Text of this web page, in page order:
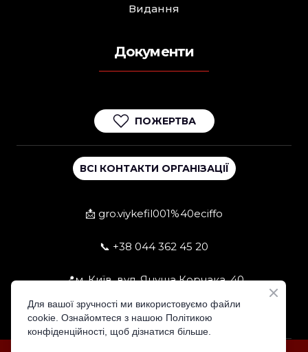
Видання
Документи
ПОЖЕРТВА
ВСІ КОНТАКТИ ОРГАНІЗАЦІЇ
📩 gro.viykefil001%40eciffo
📞 +38 044 362 45 20
📍м. Київ, вул. Януша Корчака, 40
Для вашої зручності ми використовуємо файли
cookie. Ознайомтеся з нашою Політикою
конфіденційності, щоб дізнатися більше.